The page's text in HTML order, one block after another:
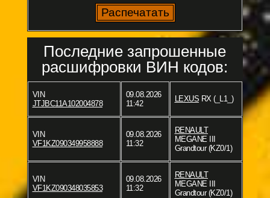
Последние запрошенные
расшифровки ВИН кодов:
VIN
JTJBC11A102004878
09.08.2026
11:42
LEXUS RX (_L1_)
VIN
VF1KZ090349958888
09.08.2026
11:32
RENAULT
MEGANE III
Grandtour (KZ0/1)
VIN
VF1KZ090348035853
09.08.2026
11:32
RENAULT
MEGANE III
Grandtour (KZ0/1)